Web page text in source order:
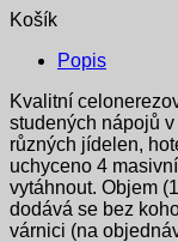
Košík
Popis
Kvalitní
studených nápojů
různých jídelen,
uchyceno 4
vytáhnout. Objem
dodává se bez
várnici (na